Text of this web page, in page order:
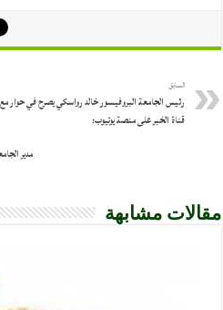
السابق
رئيس الجامعة البروفيسور خالد رواسكي يصرح في حوار مع
قناة الخبر على منصة يوتيوب:
مدير
مقالات مشابهة